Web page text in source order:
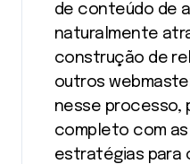
de conteúdo de
naturalmente
construção de
outros
nesse processo,
completo com
estratégias para